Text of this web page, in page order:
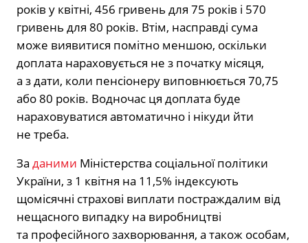
років у квітні, 456 гривень для 75 років і 570
гривень для 80 років. Втім, насправді сума
може виявитися помітно меншою, оскільки
доплата нараховується не з початку місяця,
а з дати, коли пенсіонеру виповнюється 70,75
або 80 років. Водночас ця доплата буде
нараховуватися автоматично і нікуди йти
не треба.
За даними Міністерства соціальної політики
України, з 1 квітня на 11,5% індексують
щомісячні страхові виплати постраждалим від
нещасного випадку на виробництві
та професійного захворювання, а також особам,